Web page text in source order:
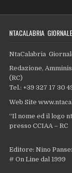
NTACALABRIA
NtaCalabria
Redazione,
(RC)
Tel.: +39 327 17 30
Web Site
“Il nome ed il logo
presso CCIAA – RC
Editore: Nino
# On Line dal 1999